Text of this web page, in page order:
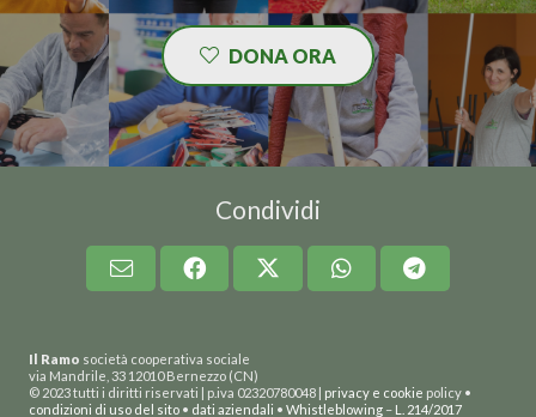
DONA ORA
Condividi
Il Ramo società cooperativa sociale
via Mandrile, 33 12010 Bernezzo (CN)
© 2023 tutti i diritti riservati | p.iva 02320780048 | privacy e cookie policy •
condizioni di uso del sito • dati aziendali • Whistleblowing – L. 214/2017